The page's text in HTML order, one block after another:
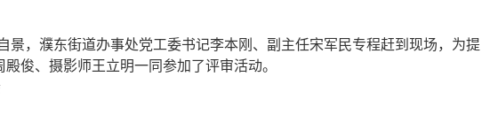
景，濮东街道办事处党工委书记李本刚、副主任宋军民专程赶到现场，为提
殿俊、摄影师王立明一同参加了评审活动。
展组委会